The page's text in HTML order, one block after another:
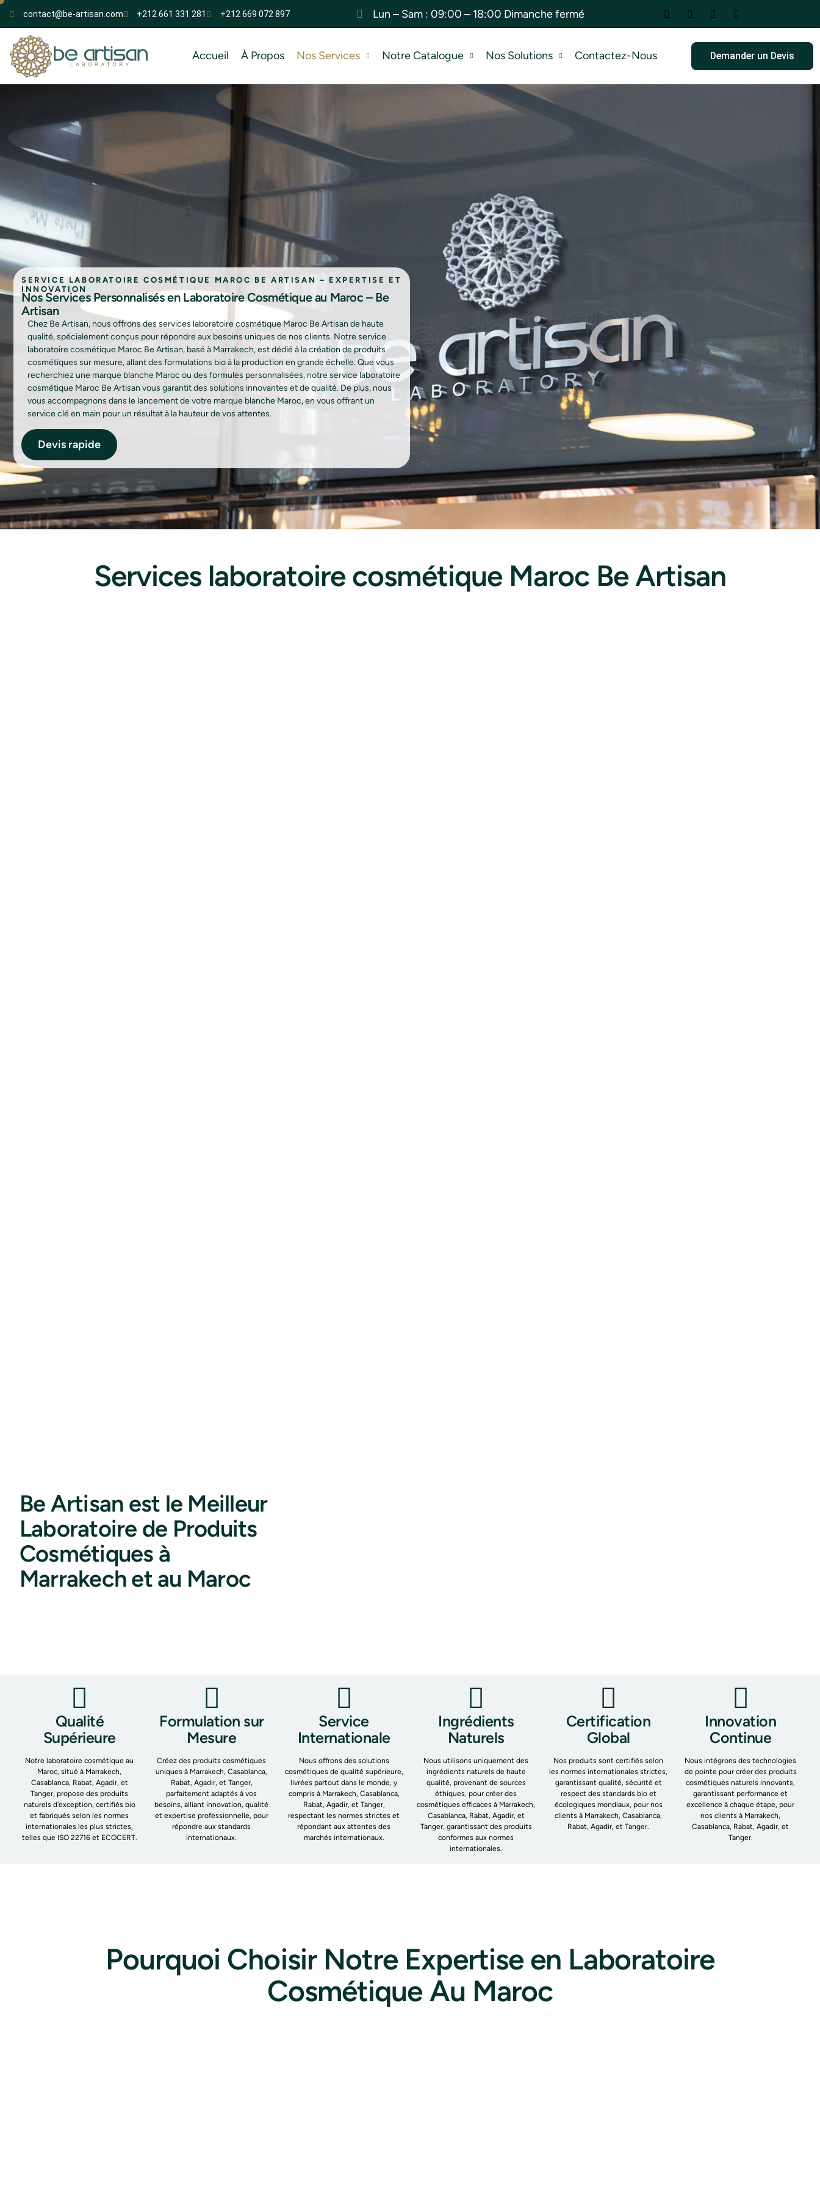
contact@be-artisan.com +212 661 331 281 +212 669 072 897 Lun – Sam : 09:00 – 18:00 Dimanche fermé
Accueil À Propos Nos Services Notre Catalogue Nos Solutions Contactez-Nous Demander un Devis
SERVICE LABORATOIRE COSMÉTIQUE MAROC BE ARTISAN – EXPERTISE ET
INNOVATION
Nos Services Personnalisés en Laboratoire Cosmétique au Maroc – Be
Artisan
Chez Be Artisan, nous offrons des services laboratoire cosmétique Maroc Be Artisan de haute
qualité, spécialement conçus pour répondre aux besoins uniques de nos clients. Notre service
laboratoire cosmétique Maroc Be Artisan, basé à Marrakech, est dédié à la création de produits
cosmétiques sur mesure, allant des formulations bio à la production en grande échelle. Que vous
recherchiez une marque blanche Maroc ou des formules personnalisées, notre service laboratoire
cosmétique Maroc Be Artisan vous garantit des solutions innovantes et de qualité. De plus, nous
vous accompagnons dans le lancement de votre marque blanche Maroc, en vous offrant un
service clé en main pour un résultat à la hauteur de vos attentes.
Devis rapide
Services laboratoire cosmétique Maroc Be Artisan
Be Artisan est le Meilleur
Laboratoire de Produits
Cosmétiques à
Marrakech et au Maroc
Qualité
Supérieure
Notre laboratoire cosmétique au
Maroc, situé à Marrakech,
Casablanca, Rabat, Agadir, et
Tanger, propose des produits
naturels d'exception, certifiés bio
et fabriqués selon les normes
internationales les plus strictes,
telles que ISO 22716 et ECOCERT.
Formulation sur
Mesure
Créez des produits cosmétiques
uniques à Marrakech, Casablanca,
Rabat, Agadir, et Tanger,
parfaitement adaptés à vos
besoins, alliant innovation, qualité
et expertise professionnelle, pour
répondre aux standards
internationaux.
Service
Internationale
Nous offrons des solutions
cosmétiques de qualité supérieure,
livrées partout dans le monde, y
compris à Marrakech, Casablanca,
Rabat, Agadir, et Tanger,
respectant les normes strictes et
répondant aux attentes des
marchés internationaux.
Ingrédients
Naturels
Nous utilisons uniquement des
ingrédients naturels de haute
qualité, provenant de sources
éthiques, pour créer des
cosmétiques efficaces à Marrakech,
Casablanca, Rabat, Agadir, et
Tanger, garantissant des produits
conformes aux normes
internationales.
Certification
Global
Nos produits sont certifiés selon
les normes internationales strictes,
garantissant qualité, sécurité et
respect des standards bio et
écologiques mondiaux, pour nos
clients à Marrakech, Casablanca,
Rabat, Agadir, et Tanger.
Innovation
Continue
Nous intégrons des technologies
de pointe pour créer des produits
cosmétiques naturels innovants,
garantissant performance et
excellence à chaque étape, pour
nos clients à Marrakech,
Casablanca, Rabat, Agadir, et
Tanger.
Pourquoi Choisir Notre Expertise en Laboratoire
Cosmétique Au Maroc